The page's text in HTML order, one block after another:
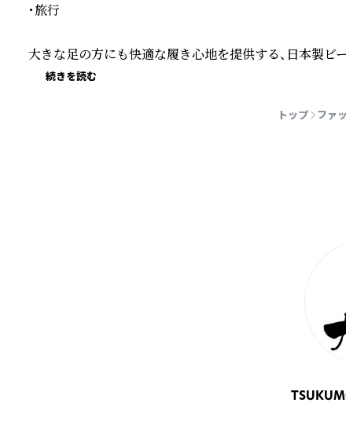
・旅行
大きな足の方にも快適な履き心地を提供する、日本製ビ
続きを読む
トップ ファ